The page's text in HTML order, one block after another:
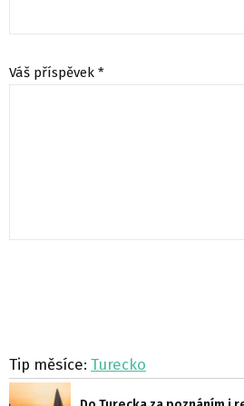
Váš příspěvek *
Tip měsíce: Turecko